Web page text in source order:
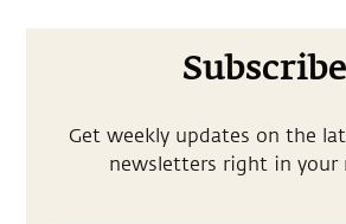
Subscribe
Get weekly updates on the
newsletters right in your